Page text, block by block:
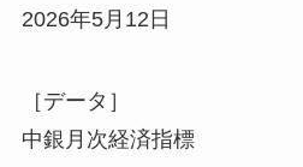
2026年5月12日
［データ］
中銀月次経済指標